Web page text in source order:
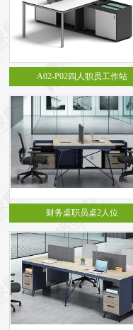
A02-P02四人职员工作站
财务桌职员桌2人位